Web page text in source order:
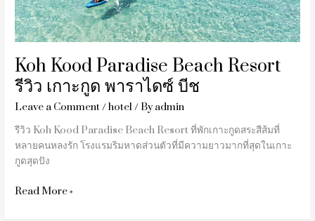
Koh Kood Paradise Beach Resort
รีวิว เกาะกูด พาราไดซ์ บีช
Leave a Comment/hotel/ Byadmin
รีวิว Koh Kood Paradise Beach Resort ที่พักเกาะกูดสระสีส้มที่
หลายคนหลงรัก โรงแรมริมหาดส่วนตัวที่มีความยาวมากที่สุดในเกาะ
กูดสุดปัง
กูด
พาราไดซ์
บีช
Read More »